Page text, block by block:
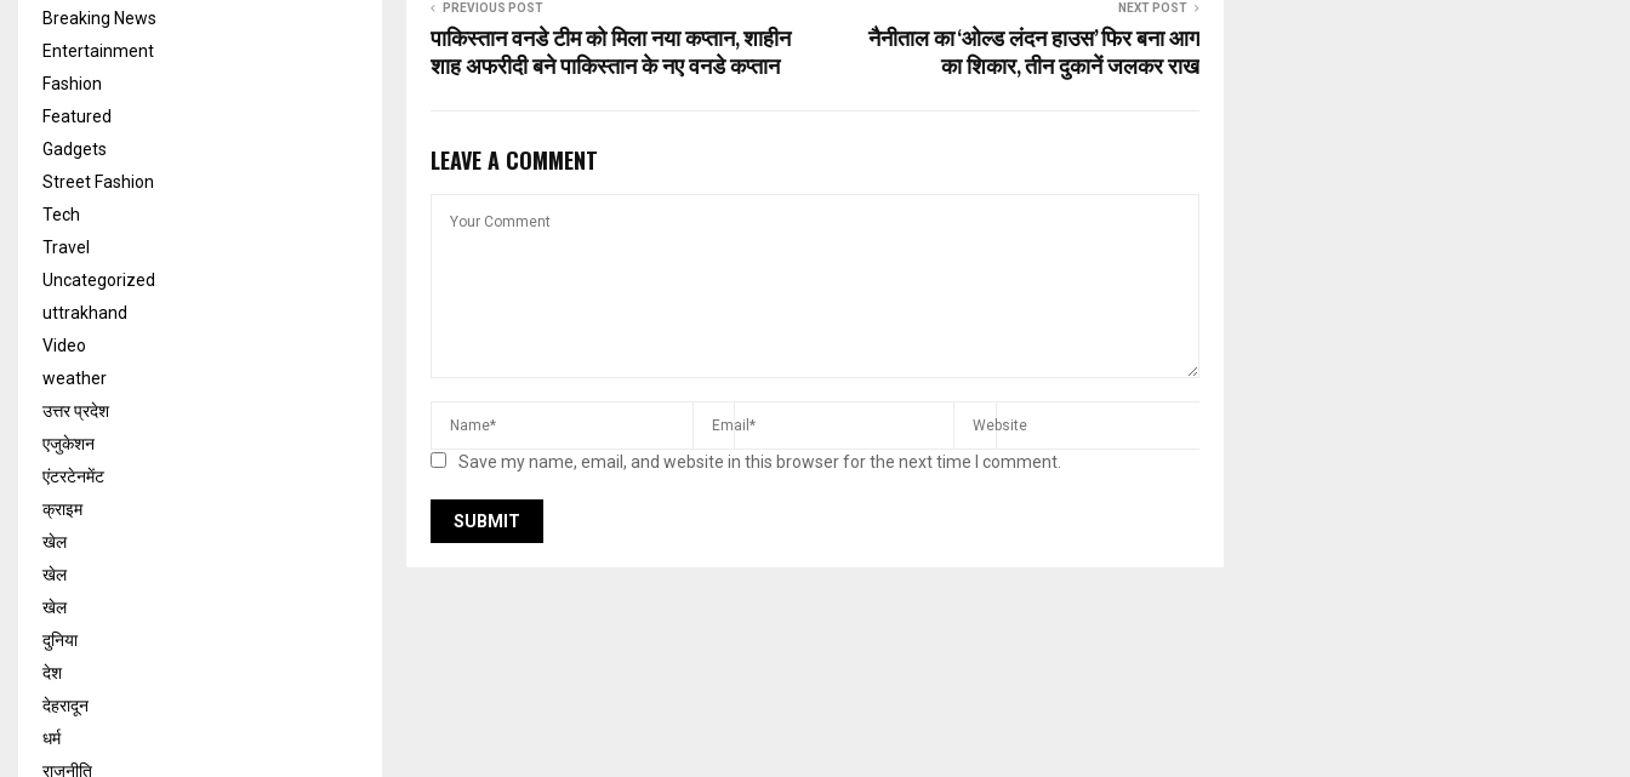
PREVIOUS POST
पाकिस्तान वनडे टीम को मिला नया कप्तान, शाहीन
शाह अफरीदी बने पाकिस्तान के नए वनडे कप्तान
NEXT POST
नैनीताल का ‘ओल्ड लंदन हाउस’ फिर बना आग
का शिकार, तीन दुकानें जलकर राख
LEAVE A COMMENT
Save my name, email, and website in this browser for the next time I comment.
Breaking News
Entertainment
Fashion
Featured
Gadgets
Street Fashion
Tech
Travel
Uncategorized
uttrakhand
Video
weather
उत्तर प्रदेश
एजुकेशन
एंटरटेनमेंट
क्राइम
खेल
खेल
खेल
दुनिया
देश
देहरादून
धर्म
राजनीति